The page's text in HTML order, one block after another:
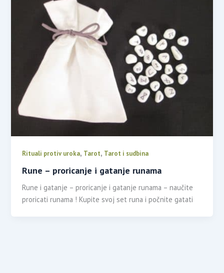
Rituali protiv uroka, Tarot, Tarot i sudbina
Rune – proricanje i gatanje runama
Rune i gatanje – proricanje i gatanje runama – naučite
proricati runama ! Kupite svoj set runa i počnite gatati